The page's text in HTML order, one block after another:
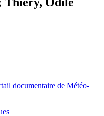
documentaire de Météo-